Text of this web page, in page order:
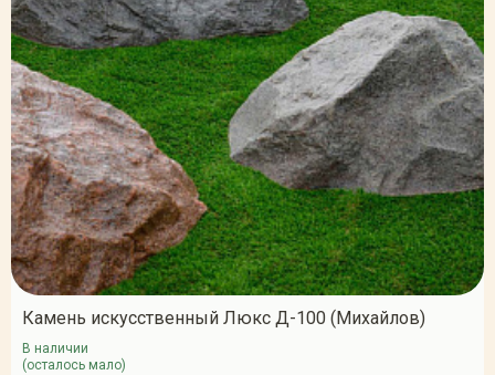
Камень искусственный Люкс Д-100 (Михайлов)
В наличии
(осталось мало)